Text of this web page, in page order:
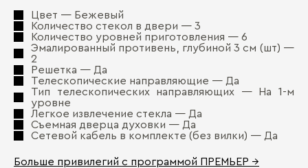
Цвет — Бежевый
Количество стекол в двери — 3
Количество уровней приготовления — 6
Эмалированный противень, глубиной 3 см (шт) —
2
Решетка — Да
Телескопические направляющие — Да
Тип телескопических направляющих — На 1-м
уровне
Легкое извлечение стекла — Да
Съемная дверца духовки — Да
Сетевой кабель в комплекте (без вилки) — Да
Больше привилегий с программой ПРЕМЬЕР →